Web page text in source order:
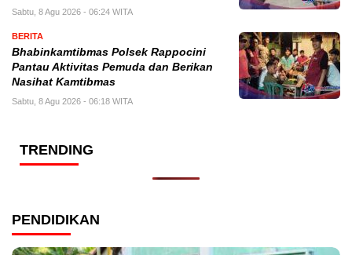
Sabtu, 8 Agu 2026 - 06:24 WITA
BERITA
Bhabinkamtibmas Polsek Rappocini
Pantau Aktivitas Pemuda dan Berikan
Nasihat Kamtibmas
Sabtu, 8 Agu 2026 - 06:18 WITA
TRENDING
PENDIDIKAN